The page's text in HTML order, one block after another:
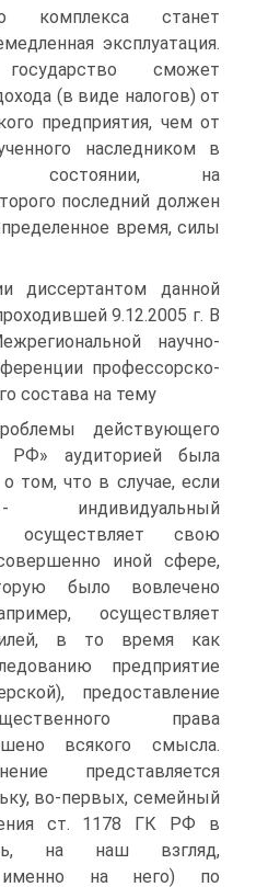
комплекса станет
эксплуатация.
государство сможет
(в виде налогов) от
предприятия, чем от
наследником в
состоянии, на
последний должен
время, силы
диссертантом данной
9.12.2005 г. В
научно-
профессорско-
состава на тему
действующего
РФ» аудиторией была
том, что в случае, если
осуществляет свою
иной сфере,
было вовлечено
осуществляет
в то время как
предприятие
предоставление
права
всякого смысла.
представляется
во-первых, семейный
ст. 1178 ГК РФ в
на наш взгляд,
именно на него) по